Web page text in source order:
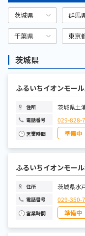
金
土
茨城県 群馬
千葉県 東京
茨城県
ふるいちイオンモー
住所 茨城県土
電話番号 029-828-
営業時間 準備中
日
水
木
土
ふるいちイオンモー
住所 茨城県水
電話番号 029-350-
営業時間 準備中
日